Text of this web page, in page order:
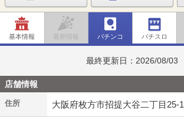
基本情報 最新情報 パチンコ パチスロ
最終更新日：2026/08/03
店舗情報
住所 大阪府枚方市招提大谷二丁目25-1